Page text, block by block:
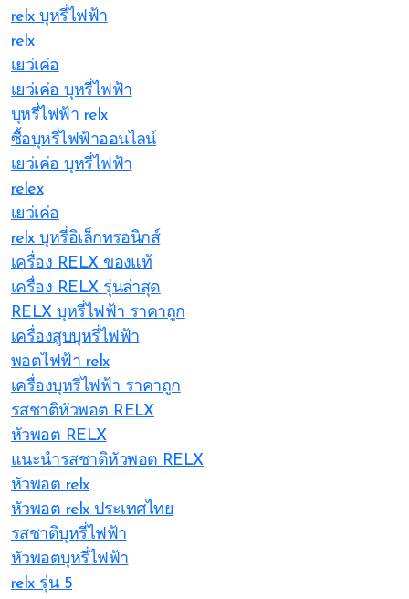
relx บุหรี่ไฟฟ้า
relx
เยว่เค่อ
เยว่เค่อ บุหรี่ไฟฟ้า
บุหรี่ไฟฟ้า relx
ซื้อบุหรี่ไฟฟ้าออนไลน์
เยว่เค่อ บุหรี่ไฟฟ้า
relex
เยว่เค่อ
relx บุหรี่อิเล็กทรอนิกส์
เครื่อง RELX ของแท้
เครื่อง RELX รุ่นล่าสุด
RELX บุหรี่ไฟฟ้า ราคาถูก
เครื่องสูบบุหรี่ไฟฟ้า
พอตไฟฟ้า relx
เครื่องบุหรี่ไฟฟ้า ราคาถูก
รสชาติหัวพอต RELX
หัวพอต RELX
แนะนำรสชาติหัวพอต RELX
หัวพอต relx
หัวพอต relx ประเทศไทย
รสชาติบุหรี่ไฟฟ้า
หัวพอตบุหรี่ไฟฟ้า
relx รุ่น 5